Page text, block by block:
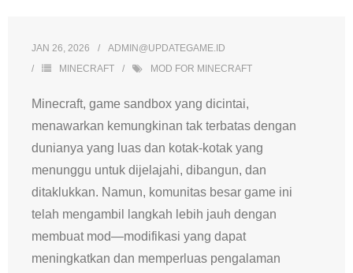
JAN 26, 2026
ADMIN@UPDATEGAME.ID
MINECRAFT
MOD FOR MINECRAFT
Minecraft, game sandbox yang dicintai,
menawarkan kemungkinan tak terbatas dengan
dunianya yang luas dan kotak-kotak yang
menunggu untuk dijelajahi, dibangun, dan
ditaklukkan. Namun, komunitas besar game ini
telah mengambil langkah lebih jauh dengan
membuat mod—modifikasi yang dapat
meningkatkan dan memperluas pengalaman